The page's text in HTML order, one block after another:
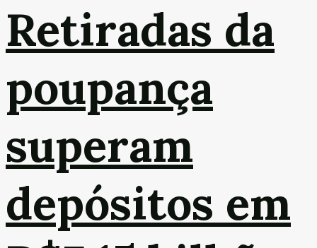
Retiradas da
poupança
superam
depósitos em